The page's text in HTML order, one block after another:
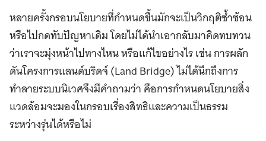
หลายครั้งกรอบนโยบายที่กำหนดขึ้นมักจะเป็นวิกฤติซ้ำซ้อน
หรือไปกดทับปัญหาเดิม โดยไม่ได้นำเอากลับมาคิดทบทวน
ว่าเราจะมุ่งหน้าไปทางไหน หรือแก้ไขอย่างไร เช่น การผลัก
ดันโครงการแลนด์บริดจ์ (Land Bridge) ไม่ได้นึกถึงการ
ทำลายระบบนิเวศจึงมีคำถามว่า คือการกำหนดนโยบายสิ่ง
แวดล้อมจะมองในกรอบเรื่องสิทธิและความเป็นธรรม
ระหว่างรุ่นได้หรือไม่